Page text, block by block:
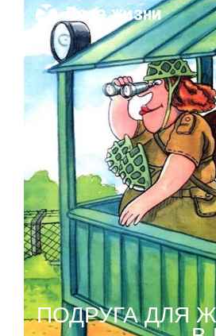
Поза жизни
ПОДРУГА ДЛЯ